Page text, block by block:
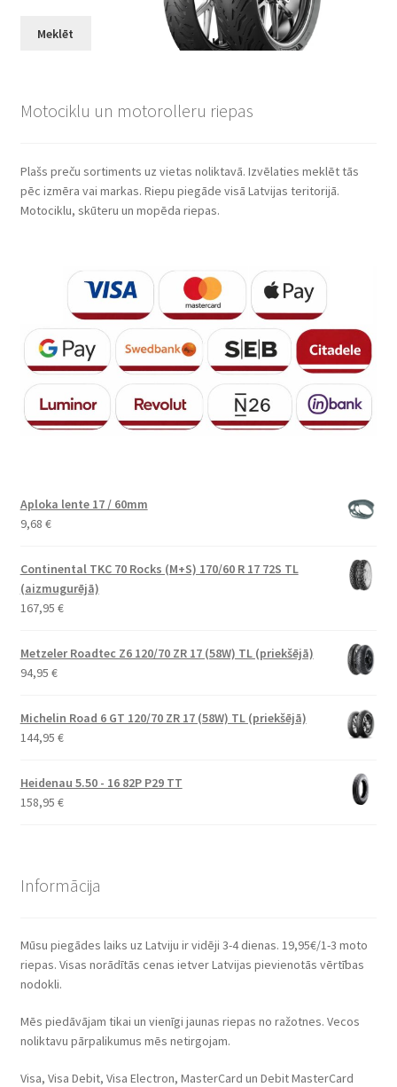
Meklēt
Motociklu un motorolleru riepas
Plašs preču sortiments uz vietas noliktavā. Izvēlaties meklēt tās
pēc izmēra vai markas. Riepu piegāde visā Latvijas teritorijā.
Motociklu, skūteru un mopēda riepas.
Aploka lente 17 / 60mm
9,68 €
Continental TKC 70 Rocks (M+S) 170/60 R 17 72S TL
(aizmugurējā)
167,95 €
Metzeler Roadtec Z6 120/70 ZR 17 (58W) TL (priekšējā)
94,95 €
Michelin Road 6 GT 120/70 ZR 17 (58W) TL (priekšējā)
144,95 €
Heidenau 5.50 - 16 82P P29 TT
158,95 €
Informācija
Mūsu piegādes laiks uz Latviju ir vidēji 3-4 dienas. 19,95€/1-3 moto
riepas. Visas norādītās cenas ietver Latvijas pievienotās vērtības
nodokli.
Mēs piedāvājam tikai un vienīgi jaunas riepas no ražotnes. Vecos
noliktavu pārpalikumus mēs netirgojam.
Visa, Visa Debit, Visa Electron, MasterCard un Debit MasterCard